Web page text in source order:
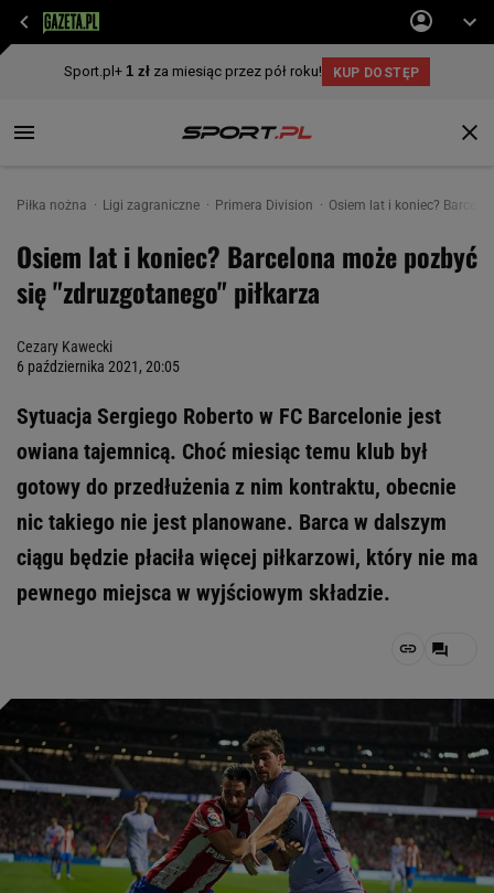
Piłka nożna Ligi zagraniczne Primera Division Osiem lat i koniec?
Osiem lat i koniec? Barcelona może pozbyć
się "zdruzgotanego" piłkarza
Cezary Kawecki
6 października 2021, 20:05
Sytuacja Sergiego Roberto w FC Barcelonie jest
owiana tajemnicą. Choć miesiąc temu klub był
gotowy do przedłużenia z nim kontraktu, obecnie
nic takiego nie jest planowane. Barca w dalszym
ciągu będzie płaciła więcej piłkarzowi, który nie ma
pewnego miejsca w wyjściowym składzie.